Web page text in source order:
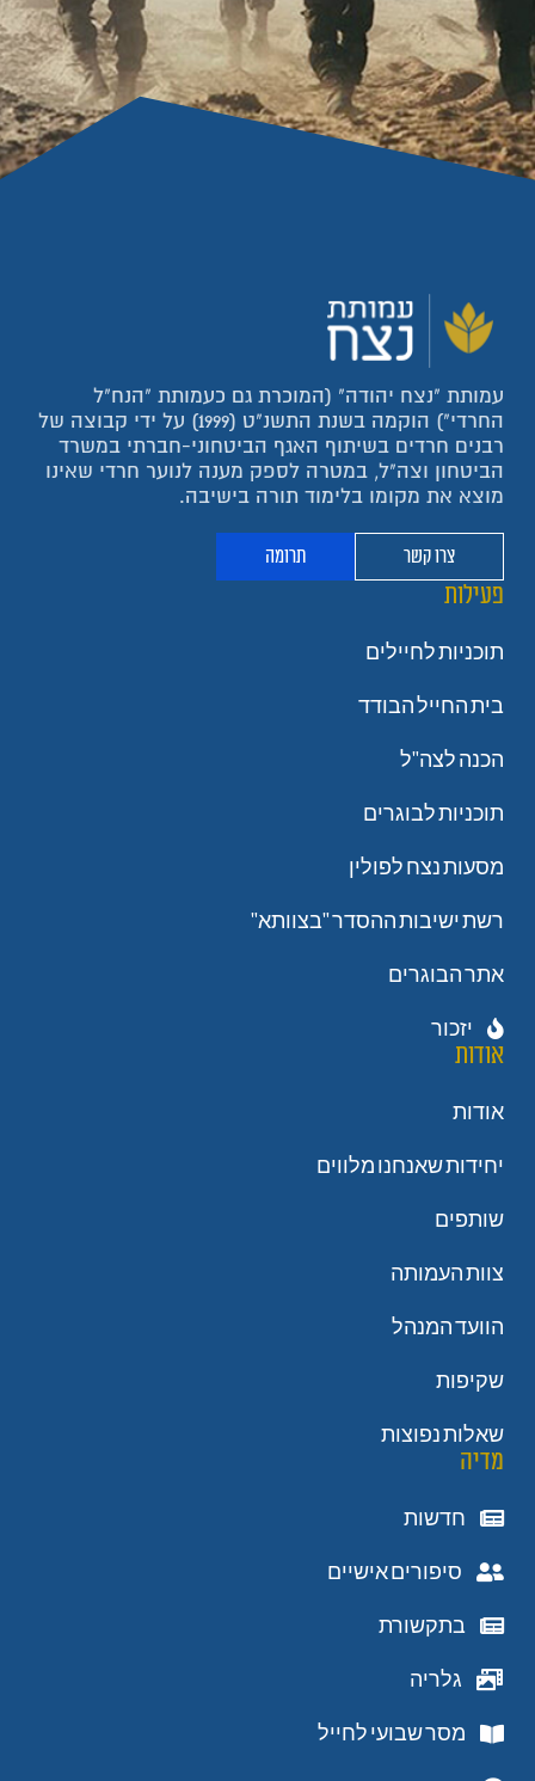
עמותת "נצח יהודה" (המוכרת גם כעמותת "הנח"ל
החרדי") הוקמה בשנת התשנ"ט (1999) על ידי קבוצה של
רבנים חרדים בשיתוף האגף הביטחוני-חברתי במשרד
הביטחון וצה"ל, במטרה לספק מענה לנוער חרדי שאינו
מוצא את מקומו בלימוד תורה בישיבה.
צרו קשר תרומה
פעילות
תוכניות לחיילים
בית החייל הבודד
הכנה לצה"ל
תוכניות לבוגרים
מסעות נצח לפולין
רשת ישיבות ההסדר "בצוותא"
אתר הבוגרים
יזכור
אודות
אודות
יחידות שאנחנו מלווים
שותפים
צוות העמותה
הוועד המנהל
שקיפות
שאלות נפוצות
מדיה
חדשות
סיפורים אישיים
בתקשורת
גלריה
מסר שבועי לחייל